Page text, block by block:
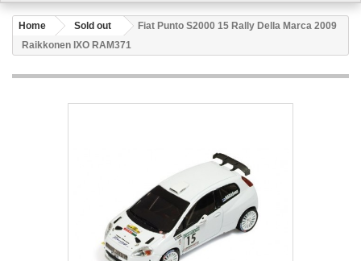
Home Sold out
Fiat Punto S2000 15 Rally Della Marca 2009
Raikkonen IXO RAM371